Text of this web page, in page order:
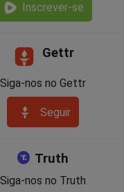
Inscrever-se
Gettr
Siga-nos no Gettr
Seguir
Truth
Siga-nos no Truth